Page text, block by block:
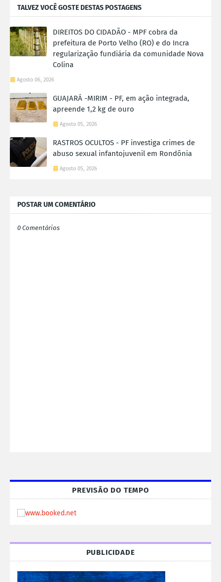
TALVEZ VOCÊ GOSTE DESTAS POSTAGENS
DIREITOS DO CIDADÃO - MPF cobra da
prefeitura de Porto Velho (RO) e do Incra
regularização fundiária da comunidade Nova
Colina
Agosto 06, 2026
GUAJARÁ -MIRIM - PF, em ação integrada,
apreende 1,2 kg de ouro
Agosto 05, 2026
RASTROS OCULTOS - PF investiga crimes de
abuso sexual infantojuvenil em Rondônia
Agosto 05, 2026
POSTAR UM COMENTÁRIO
0 Comentários
PREVISÃO DO TEMPO
PUBLICIDADE